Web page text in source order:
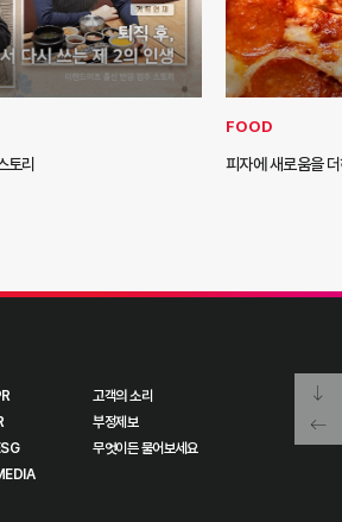
토리
FOOD
피자에 새로움을
고객의 소리
부정제보
무엇이든 물어보세요